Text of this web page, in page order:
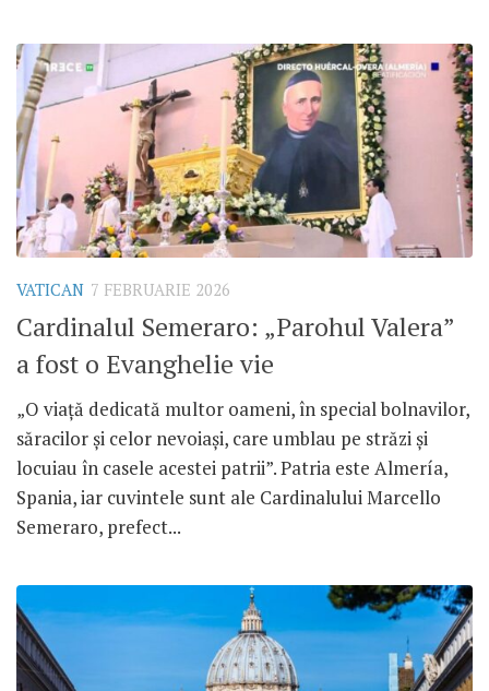
VATICAN 7 FEBRUARIE 2026
Cardinalul Semeraro: „Parohul Valera”
a fost o Evanghelie vie
„O viață dedicată multor oameni, în special bolnavilor,
săracilor și celor nevoiași, care umblau pe străzi și
locuiau în casele acestei patrii”. Patria este Almería,
Spania, iar cuvintele sunt ale Cardinalului Marcello
Semeraro, prefect...